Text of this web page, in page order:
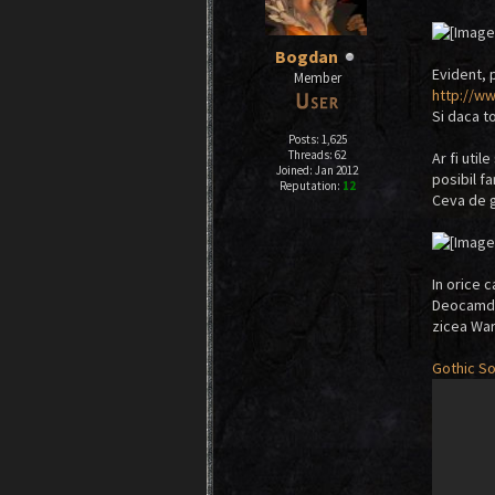
Bogdan
Member
Posts: 1,625
Threads: 62
Joined: Jan 2012
Reputation: 12
Evident,
http://
Si daca
Ar fi utile
posibil
Ceva de
In orice
zicea
Gothic